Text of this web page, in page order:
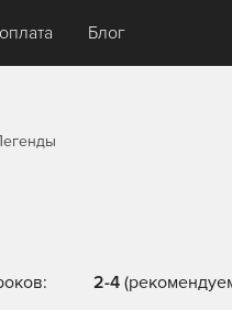
Блог
2-4